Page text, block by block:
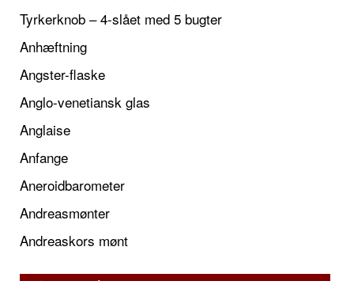
Tyrkerknob – 4-slået med 5 bugter
Anhæftning
Angster-flaske
Anglo-venetiansk glas
Anglaise
Anfange
Aneroidbarometer
Andreasmønter
Andreaskors mønt